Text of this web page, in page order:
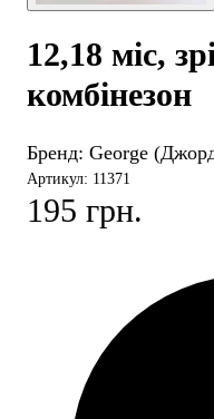
12,18 міс,
комбінезон
Бренд: George
Артикул: 11371
195 грн.